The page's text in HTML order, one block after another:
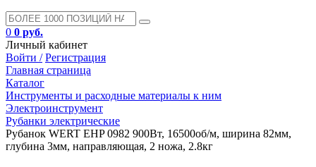
0 0 руб.
Личный кабинет
Войти / Регистрация
Главная страница
Каталог
Инструменты и расходные материалы к ним
Электроинструмент
Рубанки электрические
Рубанок WERT EHP 0982 900Вт, 16500об/м, ширина 82мм,
глубина 3мм, направляющая, 2 ножа, 2.8кг